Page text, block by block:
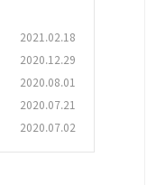
2021.02.18
2020.12.29
2020.08.01
2020.07.21
2020.07.02